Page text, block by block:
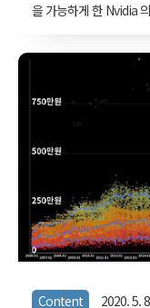
을 가능하게 한 Nvidia
real-time rendering
보는 방법에 대해 설명
와 같은 드로우 명령
fragment shader 를
람들을 대..
Content 2020. 5.